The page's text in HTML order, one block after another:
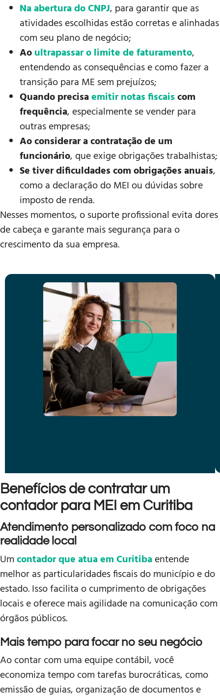
Na abertura do CNPJ, para garantir que as
atividades escolhidas estão corretas e alinhadas
com seu plano de negócio;
Aoultrapassar o limite de faturamento,
entendendo as consequências e como fazer a
transição para ME sem prejuízos;
Quando precisaemitir notas fiscaiscom
frequência, especialmente se vender para
outras empresas;
Ao considerar a contratação de um
funcionário, que exige obrigações trabalhistas;
Se tiver dificuldades com obrigações anuais,
como a declaração do MEI ou dúvidas sobre
imposto de renda.
Nesses momentos, o suporte profissional evita dores
de cabeça e garante mais segurança para o
crescimento da sua empresa.
Benefícios de contratar um
contador para MEI em Curitiba
Atendimento personalizado com foco na
realidade local
Umcontador que atua em Curitibaentende
melhor as particularidades fiscais do município e do
estado. Isso facilita o cumprimento de obrigações
locais e oferece mais agilidade na comunicação com
órgãos públicos.
Mais tempo para focar no seu negócio
Ao contar com uma equipe contábil, você
economiza tempo com tarefas burocráticas, como
emissão de guias, organização de documentos e